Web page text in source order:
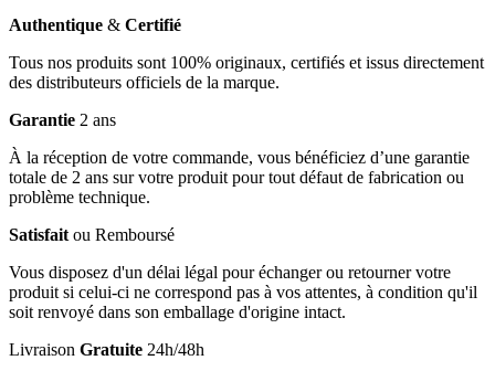
Authentique & Certifié
Tous nos produits sont 100% originaux, certifiés et issus directement
des distributeurs officiels de la marque.
Garantie 2 ans
À la réception de votre commande, vous bénéficiez d’une garantie
totale de 2 ans sur votre produit pour tout défaut de fabrication ou
problème technique.
Satisfait ou Remboursé
Vous disposez d'un délai légal pour échanger ou retourner votre
produit si celui-ci ne correspond pas à vos attentes, à condition qu'il
soit renvoyé dans son emballage d'origine intact.
Livraison Gratuite 24h/48h